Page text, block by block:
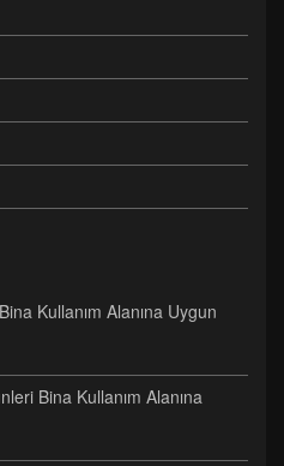
Kullanım Alanına Uygun
Bina Kullanım Alanına